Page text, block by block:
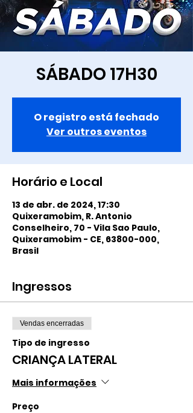
SÁBADO 17H30
O registro está fechado
Ver outros eventos
Horário e Local
13 de abr. de 2024, 17:30
Quixeramobim, R. Antonio
Conselheiro, 70 - Vila Sao Paulo,
Quixeramobim - CE, 63800-000,
Brasil
Ingressos
Vendas encerradas
Tipo de ingresso
CRIANÇA LATERAL
Mais informações
Preço